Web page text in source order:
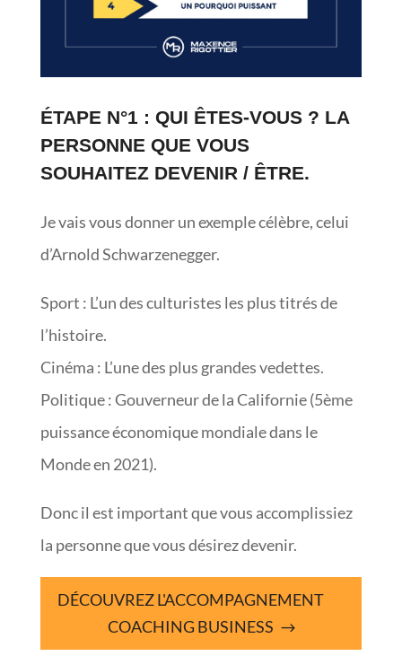
ÉTAPE N°1 : QUI ÊTES-VOUS ? LA
PERSONNE QUE VOUS
SOUHAITEZ DEVENIR / ÊTRE.
Je vais vous donner un exemple célèbre, celui
d’Arnold Schwarzenegger.
Sport : L’un des culturistes les plus titrés de
l’histoire.
Cinéma : L’une des plus grandes vedettes.
Politique : Gouverneur de la Californie (5ème
puissance économique mondiale dans le
Monde en 2021).
Donc il est important que vous accomplissiez
la personne que vous désirez devenir.
DÉCOUVREZ L'ACCOMPAGNEMENT
COACHING BUSINESS